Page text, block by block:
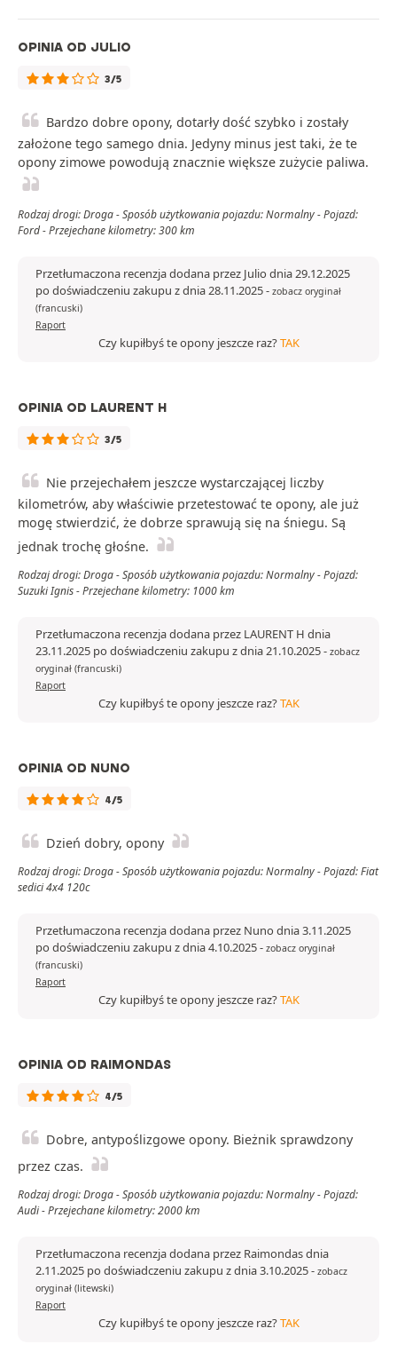
OPINIA OD JULIO
3/5
Bardzo dobre opony, dotarły dość szybko i zostały
założone tego samego dnia. Jedyny minus jest taki, że te
opony zimowe powodują znacznie większe zużycie paliwa.
Rodzaj drogi: Droga - Sposób użytkowania pojazdu: Normalny - Pojazd:
Ford - Przejechane kilometry: 300 km
Przetłumaczona recenzja dodana przez Julio dnia 29.12.2025
po doświadczeniu zakupu z dnia 28.11.2025- zobacz oryginał
(francuski)
Raport
Czy kupiłbyś te opony jeszcze raz?TAK
OPINIA OD LAURENT H
3/5
Nie przejechałem jeszcze wystarczającej liczby
kilometrów, aby właściwie przetestować te opony, ale już
mogę stwierdzić, że dobrze sprawują się na śniegu. Są
jednak trochę głośne.
Rodzaj drogi: Droga - Sposób użytkowania pojazdu: Normalny - Pojazd:
Suzuki Ignis - Przejechane kilometry: 1000 km
Przetłumaczona recenzja dodana przez LAURENT H dnia
23.11.2025 po doświadczeniu zakupu z dnia 21.10.2025- zobacz
oryginał (francuski)
Raport
Czy kupiłbyś te opony jeszcze raz?TAK
OPINIA OD NUNO
4/5
Dzień dobry, opony
Rodzaj drogi: Droga - Sposób użytkowania pojazdu: Normalny - Pojazd: Fiat
sedici 4x4 120c
Przetłumaczona recenzja dodana przez Nuno dnia 3.11.2025
po doświadczeniu zakupu z dnia 4.10.2025- zobacz oryginał
(francuski)
Raport
Czy kupiłbyś te opony jeszcze raz?TAK
OPINIA OD RAIMONDAS
4/5
Dobre, antypoślizgowe opony. Bieżnik sprawdzony
przez czas.
Rodzaj drogi: Droga - Sposób użytkowania pojazdu: Normalny - Pojazd:
Audi - Przejechane kilometry: 2000 km
Przetłumaczona recenzja dodana przez Raimondas dnia
2.11.2025 po doświadczeniu zakupu z dnia 3.10.2025- zobacz
oryginał (litewski)
Raport
Czy kupiłbyś te opony jeszcze raz?TAK